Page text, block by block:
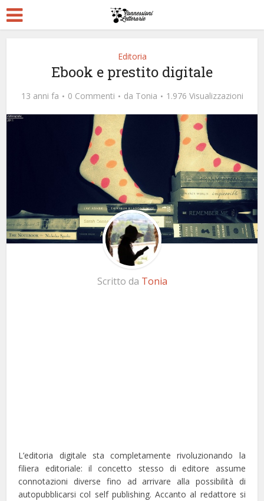
Editoria
Ebook e prestito digitale
13 anni fa 0 Commenti da Tonia 1.976 Visualizzazioni
Scritto da Tonia
L’editoria digitale sta completamente rivoluzionando la
filiera editoriale: il concetto stesso di editore assume
connotazioni diverse fino ad arrivare alla possibilità di
autopubblicarsi col self publishing. Accanto al redattore si